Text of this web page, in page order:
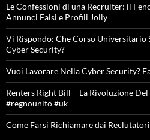
Le Confessioni di una Recruiter: il
Annunci Falsi e Profili Jolly
Vi Rispondo: Che Corso Universitario
Cyber Security?
Vuoi Lavorare Nella Cyber Security?
Renters Right Bill – La Rivoluzione
#regnounito #uk
Come Farsi Richiamare dai Reclutatori